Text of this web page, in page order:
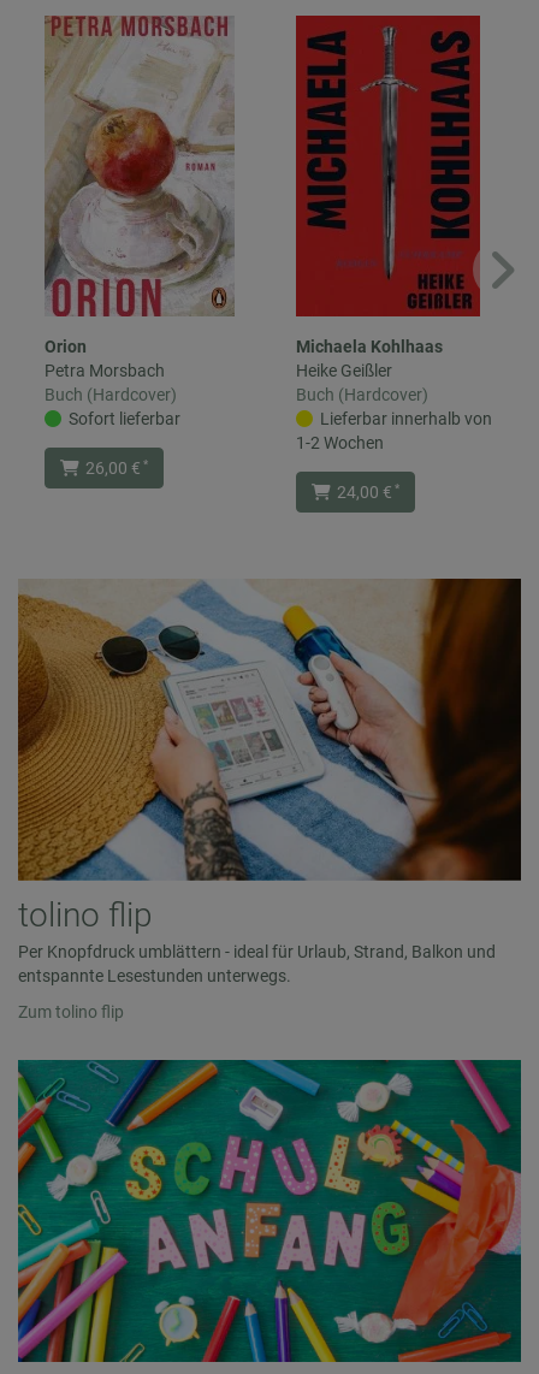
Orion
Petra Morsbach
Buch (Hardcover)
Sofort lieferbar
26,00 € *
Michaela Kohlhaas
Heike Geißler
Buch (Hardcover)
Lieferbar innerhalb von
1-2 Wochen
24,00 € *
tolino flip
Per Knopfdruck umblättern - ideal für Urlaub, Strand, Balkon und
entspannte Lesestunden unterwegs.
Zum tolino flip